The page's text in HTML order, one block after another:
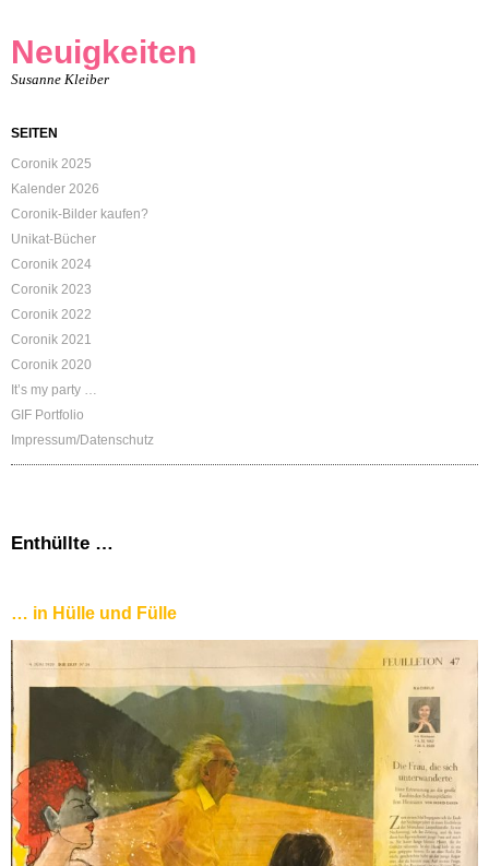
Neuigkeiten
Susanne Kleiber
SEITEN
Coronik 2025
Kalender 2026
Coronik-Bilder kaufen?
Unikat-Bücher
Coronik 2024
Coronik 2023
Coronik 2022
Coronik 2021
Coronik 2020
It’s my party …
GIF Portfolio
Impressum/Datenschutz
Enthüllte …
… in Hülle und Fülle